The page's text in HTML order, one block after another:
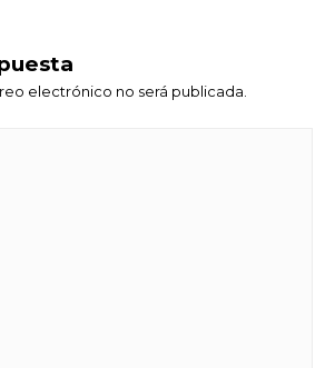
electrónico no será publicada.